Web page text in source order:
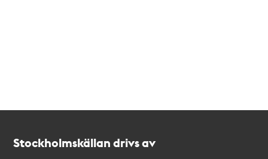
Stockholmskällan drivs av